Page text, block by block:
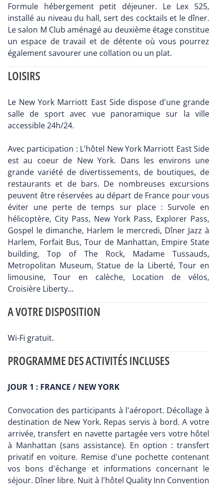
Formule hébergement petit déjeuner. Le Lex 525,
installé au niveau du hall, sert des cocktails et le dîner.
Le salon M Club aménagé au deuxième étage constitue
un espace de travail et de détente où vous pourrez
également savourer une collation ou un plat.
LOISIRS
Le New York Marriott East Side dispose d'une grande
salle de sport avec vue panoramique sur la ville
accessible 24h/24.
Avec participation : L'hôtel New York Marriott East Side
est au coeur de New York. Dans les environs une
grande variété de divertissements, de boutiques, de
restaurants et de bars. De nombreuses excursions
peuvent être réservées au départ de France pour vous
éviter une perte de temps sur place : Survole en
hélicoptère, City Pass, New York Pass, Explorer Pass,
Gospel le dimanche, Harlem le mercredi, Dîner Jazz à
Harlem, Forfait Bus, Tour de Manhattan, Empire State
building, Top of The Rock, Madame Tussauds,
Metropolitan Museum, Statue de la Liberté, Tour en
limousine, Tour en calèche, Location de vélos,
Croisière Liberty...
A VOTRE DISPOSITION
Wi-Fi gratuit.
PROGRAMME DES ACTIVITÉS INCLUSES
JOUR 1 : FRANCE / NEW YORK
Convocation des participants à l'aéroport. Décollage à
destination de New York. Repas servis à bord. A votre
arrivée, transfert en navette partagée vers votre hôtel
à Manhattan (sans assistance). En option : transfert
privatif en voiture. Remise d'une pochette contenant
vos bons d'échange et informations concernant le
séjour. Dîner libre. Nuit à l'hôtel Quality Inn Convention